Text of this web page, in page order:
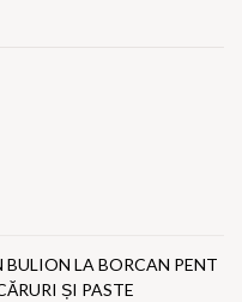
LA BORCAN PENT
ȘI PASTE